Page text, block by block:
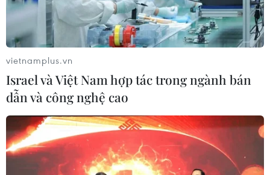
#Nhà ở xã hội
#Luật Kinh doanh bất động sản
#Luất suất vay
TP. Hà Nội
Theo dõi VietnamPlus
vietnamplus.vn
Israel và Việt Nam hợp tác trong ngành bán
dẫn và công nghệ cao